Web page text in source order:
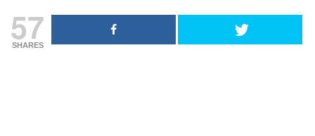
57
SHARES